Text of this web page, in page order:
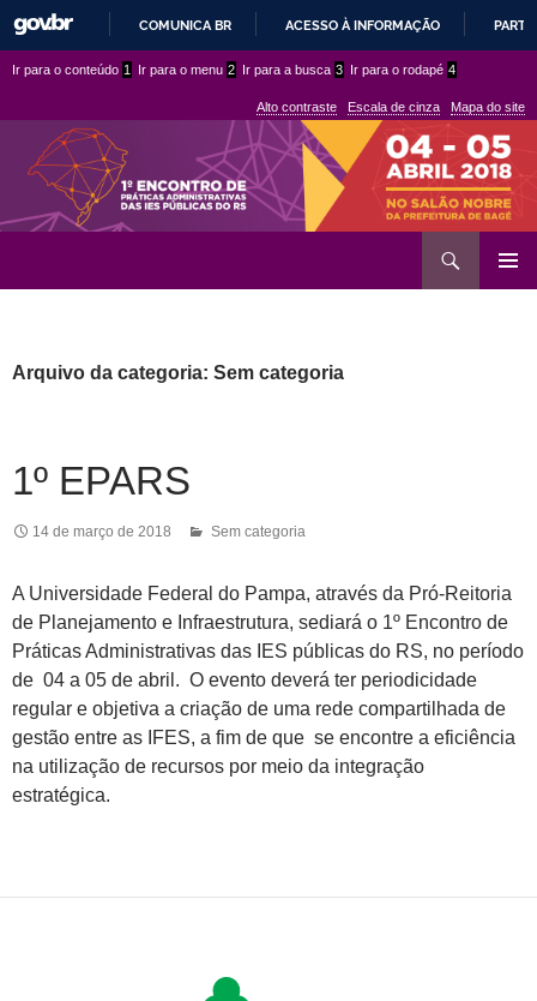
PARA
CONTEÚDO
COMUNICA BR ACESSO À INFORMAÇÃO
conteúdo
menu
superior
Ir para o conteúdo 1 Ir para o menu 2 Ir para a busca 3 Ir para o rodapé 4
Alto contraste Escala de cinza Mapa do site
Arquivo da categoria: Sem categoria
1º EPARS
14 de março de 2018 Sem categoria
A Universidade Federal do Pampa, através da Pró-Reitoria
de Planejamento e Infraestrutura, sediará o 1º Encontro de
Práticas Administrativas das IES públicas do RS, no período
de 04 a 05 de abril. O evento deverá ter periodicidade
regular e objetiva a criação de uma rede compartilhada de
gestão entre as IFES, a fim de que se encontre a eficiência
na utilização de recursos por meio da integração
estratégica.